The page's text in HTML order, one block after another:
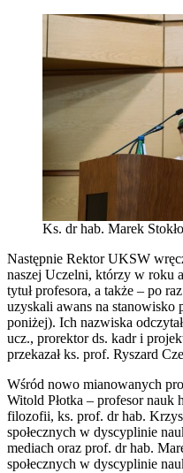
Ks. dr hab. Marek
Następnie Rektor UKSW
naszej Uczelni, którzy w roku
tytuł profesora, a także – po
uzyskali awans na stanowisko
poniżej). Ich nazwiska
ucz., prorektor ds. kadr i
przekazał ks. prof. Ryszard
Wśród nowo mianowanych
Witold Płotka – profesor nauk
filozofii, ks. prof. dr hab.
społecznych w dyscyplinie
mediach oraz prof. dr hab.
społecznych w dyscyplinie